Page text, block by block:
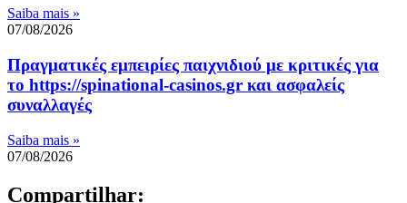
Saiba mais »
07/08/2026
Πραγματικές εμπειρίες παιχνιδιού με κριτικές για
το https://spinational-casinos.gr και ασφαλείς
συναλλαγές
Saiba mais »
07/08/2026
Compartilhar: